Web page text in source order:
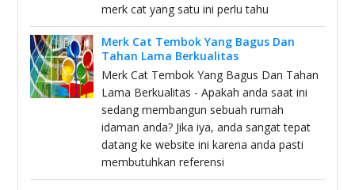
merk cat yang satu ini perlu tahu
Merk Cat Tembok Yang Bagus Dan
Tahan Lama Berkualitas
Merk Cat Tembok Yang Bagus Dan Tahan
Lama Berkualitas - Apakah anda saat ini
sedang membangun sebuah rumah
idaman anda? Jika iya, anda sangat tepat
datang ke website ini karena anda pasti
membutuhkan referensi